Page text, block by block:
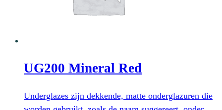
UG200 Mineral Red
Underglazes zijn dekkende, matte onderglazuren die